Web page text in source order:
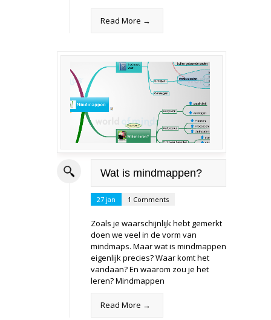
Read More →
Wat is mindmappen?
27 jan 1 Comments
Zoals je waarschijnlijk hebt gemerkt
doen we veel in de vorm van
mindmaps. Maar wat is mindmappen
eigenlijk precies? Waar komt het
vandaan? En waarom zou je het
leren? Mindmappen
Read More →